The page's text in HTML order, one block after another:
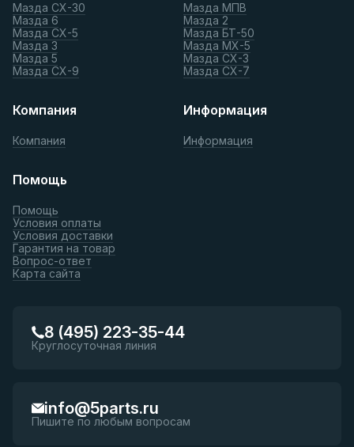
Мазда СХ-30
Мазда 6
Мазда СХ-5
Мазда 3
Мазда 5
Мазда СХ-9
Мазда МПВ
Мазда 2
Мазда БТ-50
Мазда МХ-5
Мазда СХ-3
Мазда СХ-7
Компания
Компания
Информация
Информация
Помощь
Помощь
Условия оплаты
Условия доставки
Гарантия на товар
Вопрос-ответ
Карта сайта
8 (495) 223-35-44
Круглосуточная линия
info@5parts.ru
Пишите по любым вопросам